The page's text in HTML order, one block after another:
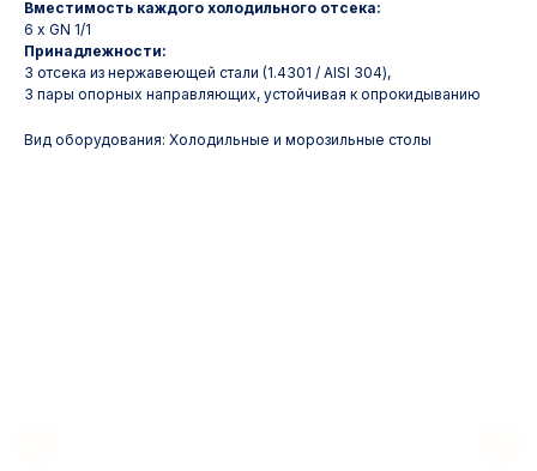
Вместимость каждого холодильного отсека:
6 x GN 1/1
Принадлежности:
3 отсека из нержавеющей стали (1.4301 / AISI 304),
3 пары опорных направляющих, устойчивая к опрокидыванию
Вид оборудования: Холодильные и морозильные столы